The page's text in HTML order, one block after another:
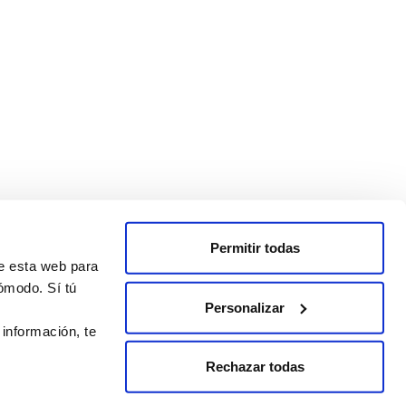
esta web para
Sí tú
te
Permitir todas
Personalizar
Rechazar todas